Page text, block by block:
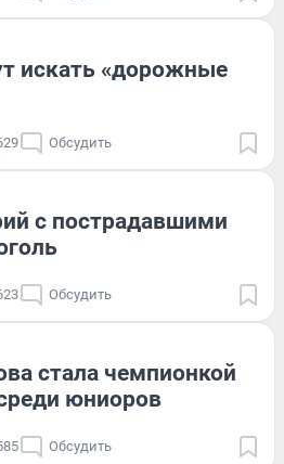
искать «дорожные
Обсудить
с пострадавшими
Обсудить
стала чемпионкой
юниоров
Обсудить